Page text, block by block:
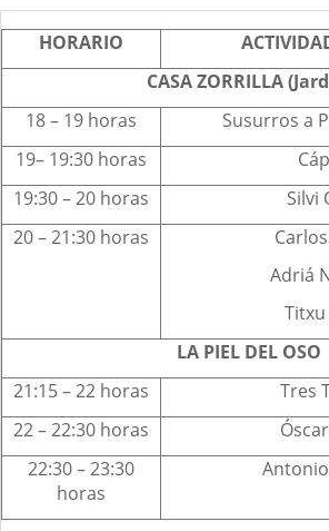
HORARIO
CASA ZORRILLA
18 – 19 horas
Susurros a
19– 19:30 horas
19:30 – 20 horas
Silvi
20 – 21:30 horas
Adriá
Titxu
LA PIEL DEL OSO
21:15 – 22 horas
Tres
22 – 22:30 horas
22:30 – 23:30
horas